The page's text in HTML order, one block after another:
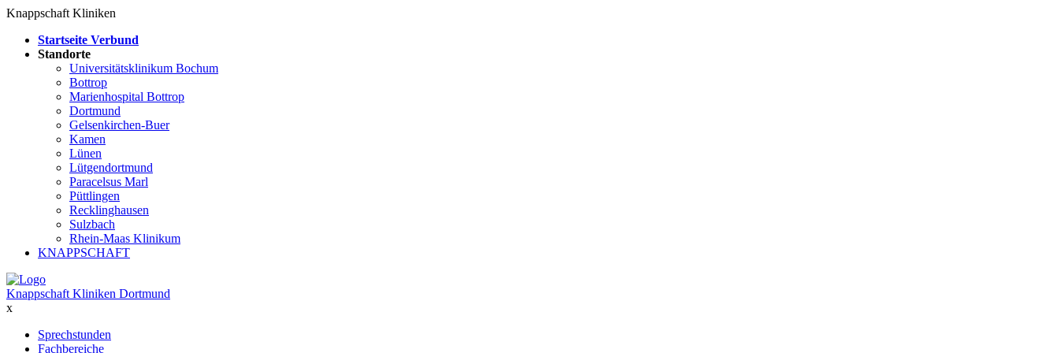
Knappschaft Kliniken
Startseite Verbund
Standorte
Universitätsklinikum Bochum
Bottrop
Marienhospital Bottrop
Dortmund
Gelsenkirchen-Buer
Kamen
Lünen
Lütgendortmund
Paracelsus Marl
Püttlingen
Recklinghausen
Sulzbach
Rhein-Maas Klinikum
KNAPPSCHAFT
Knappschaft Kliniken Dortmund
x
Sprechstunden
Fachbereiche